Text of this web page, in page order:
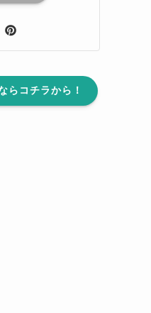
らコチラから！